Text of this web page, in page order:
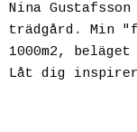
Nina
trädgård. Min
1000m2,
Låt dig